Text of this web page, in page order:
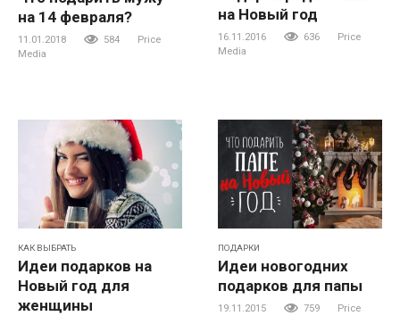
на 14 февраля?
11.01.2018 584
Price
Media
на Новый год
16.11.2016 636
Price
Media
КАК ВЫБРАТЬ
Идеи подарков на
Новый год для
женщины
ПОДАРКИ
Идеи новогодних
подарков для папы
19.11.2015 759
Price